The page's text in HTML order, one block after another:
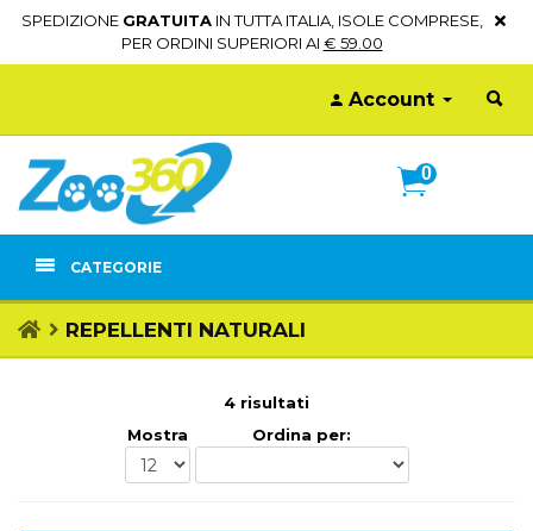
SPEDIZIONE GRATUITAIN TUTTA ITALIA, ISOLE COMPRESE,
PER ORDINI SUPERIORI AI € 59.00
Account
0
CATEGORIE
REPELLENTI NATURALI
4 risultati
Mostra
Ordina per: